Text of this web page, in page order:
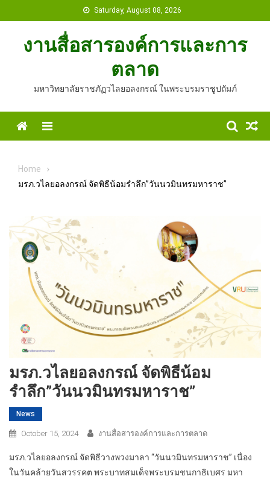
to
Saturday, August 08, 2026
งานสื่อสารองค์การและการ
ตลาด
มหาวิทยาลัยราชภัฏวไลยอลงกรณ์ ในพระบรมราชูปถัมภ์
HomeMenu
Home
มรภ.วไลยอลงกรณ์ จัดพิธีน้อมรำลึก”วันนวมินทรมหาราช”
มรภ.วไลยอลงกรณ์ จัดพิธีน้อม
รำลึก”วันนวมินทรมหาราช”
News
October 15, 2024 งานสื่อสารองค์การและการตลาด
มรภ.วไลยอลงกรณ์ จัดพิธีวางพวงมาลา “วันนวมินทรมหาราช” เนื่อง
ในวันคล้ายวันสวรรคต พระบาทสมเด็จพระบรมชนกาธิเบศร มหา